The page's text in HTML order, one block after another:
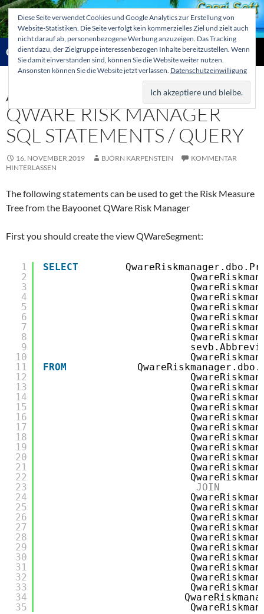
Zum
Inhalt
springen
Capri-Soft Knowledge database
Suchen
MENÜ
ALLGEMEIN
QWARE RISK MANAGER
SQL STATEMENTS / QUERY
16. NOVEMBER 2019 BJÖRN KARPENSTEIN
KOMMENTAR
HINTERLASSEN
The following statements can be used to get the Risk Measure
Tree from the Bayoonet QWare Risk Manager
First you should create the view QWareSegment:
1
2
3
4
5
6
7
8
9
10
11
12
13
14
15
16
17
18
19
20
21
22
23
24
25
26
27
28
29
30
31
32
33
34
35
SELECT
FROM
JOIN
Diese Seite verwendet Cookies und Google Analytics zur Erstellung von
Website-Statistiken. Die Seite verfolgt kein kommerzielles Ziel und zielt auch
nicht darauf ab, personenbezogene Werbung anzuzeigen. Das Tracking
dient dazu, der Zielgruppe interessenbezogen Inhalte bereitzustellen. Wenn
Sie damit einverstanden sind, können Sie die Website weiter nutzen.
Ansonsten können Sie die Website jetzt verlassen. Datenschutzeinwilligung